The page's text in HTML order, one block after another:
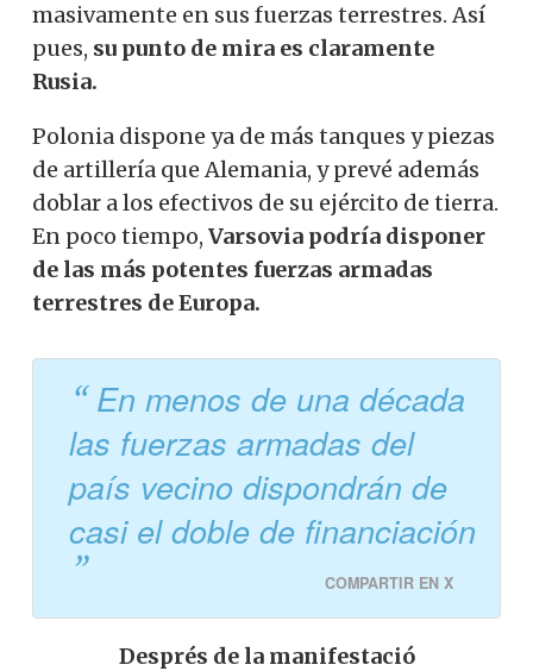
masivamente en sus fuerzas terrestres. Así
pues, su punto de mira es claramente
Rusia.
Polonia dispone ya de más tanques y piezas
de artillería que Alemania, y prevé además
doblar a los efectivos de su ejército de tierra.
En poco tiempo, Varsovia podría disponer
de las más potentes fuerzas armadas
terrestres de Europa.
En menos de una década
las fuerzas armadas del
país vecino dispondrán de
casi el doble de financiación
COMPARTIR EN X
Després de la manifestació